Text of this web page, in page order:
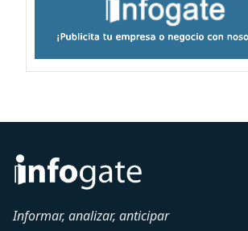
Informar, analizar, anticipar